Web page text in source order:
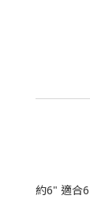
約6" 適合